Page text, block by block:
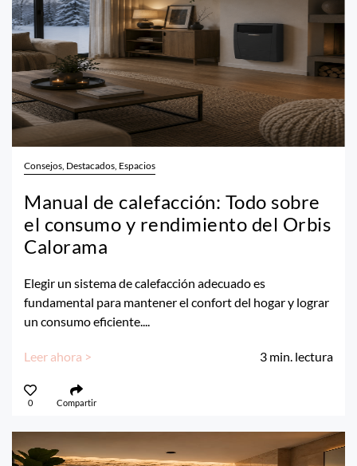
Consejos, Destacados, Espacios
Manual de calefacción: Todo sobre
el consumo y rendimiento del Orbis
Calorama
Elegir un sistema de calefacción adecuado es
fundamental para mantener el confort del hogar y lograr
un consumo eficiente....
Leer ahora > 3 min. lectura
0 Compartir